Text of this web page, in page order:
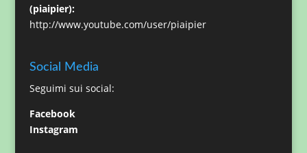
(piaipier):
http://www.youtube.com/user/piaipier
Social Media
Seguimi sui social:
Facebook
Instagram